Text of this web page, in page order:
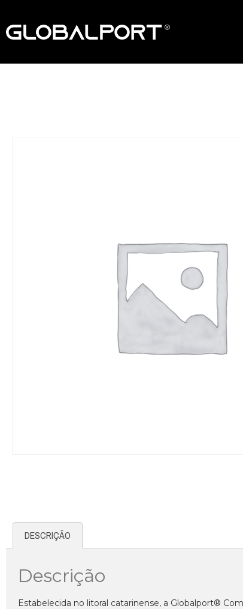
DESCRIÇÃO
Descrição
Estabelecida no litoral catarinense, a Globalport®